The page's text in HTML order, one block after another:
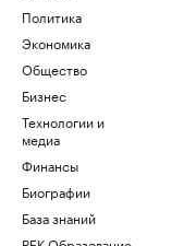
Политика
Экономика
Общество
Бизнес
Технологии и
медиа
Финансы
Биографии
База знаний